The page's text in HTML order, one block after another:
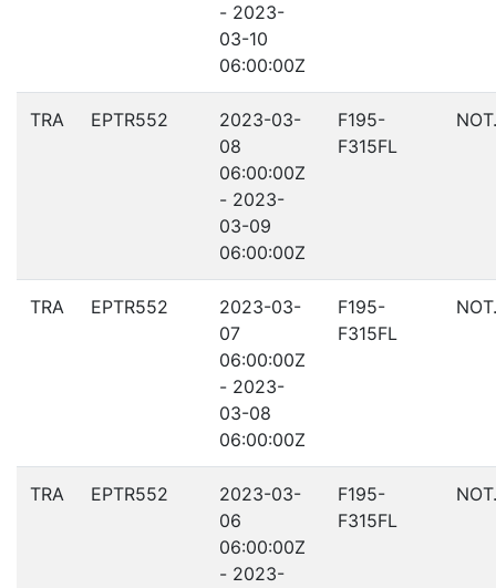
- 2023-
03-10
06:00:00Z
TRA EPTR552
2023-03-
08
06:00:00Z
- 2023-
03-09
06:00:00Z
F195-
F315FL
TRA EPTR552
2023-03-
07
06:00:00Z
- 2023-
03-08
06:00:00Z
F195-
F315FL
TRA EPTR552
2023-03-
06
06:00:00Z
- 2023-
F195-
F315FL